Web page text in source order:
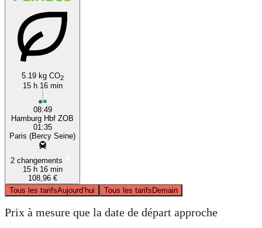
5.19 kg CO2
15 h 16 min
08:49
Hamburg Hbf ZOB
01:35
Paris (Bercy Seine)
2 changements
15 h 16 min
108,96 €
Tous les tarifsAujourd’hui Tous les tarifsDemain
Prix à mesure que la date de départ approche